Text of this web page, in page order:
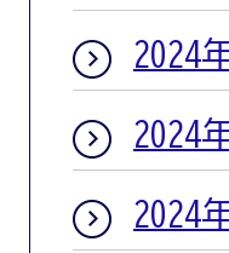
2024
2024
2024